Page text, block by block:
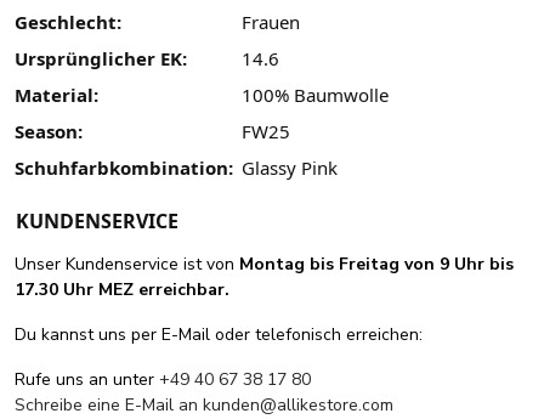
Geschlecht:
Frauen
Ursprünglicher EK:
14.6
Material:
100% Baumwolle
Season:
FW25
Schuhfarbkombination: Glassy Pink
KUNDENSERVICE
Unser Kundenservice ist von Montag bis Freitag von 9 Uhr bis
17.30 Uhr MEZ erreichbar.
Du kannst uns per E-Mail oder telefonisch erreichen:
Rufe uns an unter +49 40 67 38 17 80
Schreibe eine E-Mail an kunden@allikestore.com